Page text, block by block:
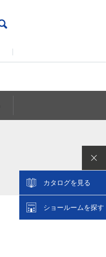
カタログを見る
ショールームを探す